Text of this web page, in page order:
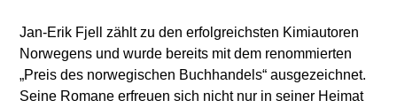
Jan-Erik Fjell zählt zu den erfolgreichsten Kimiautoren
Norwegens und wurde bereits mit dem renommierten
„Preis des norwegischen Buchhandels“ ausgezeichnet.
Seine Romane erfreuen sich nicht nur in seiner Heimat